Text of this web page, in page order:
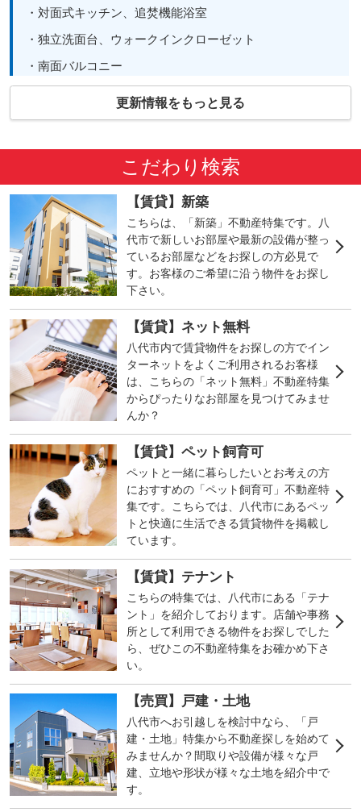
・対面式キッチン、追焚機能浴室
・独立洗面台、ウォークインクローゼット
・南面バルコニー
入居予定・水道について
入居は2026年9月20日予定です。水道は井戸水のため、
飲用や利用条件は内見時にご確認ください。
⚠️ 募集状況について
熊本地震の影響で、八代市の賃貸物件は募集が急減して
います。掲載中でも短時間で募集終了となる場合がある
ため、最新の募集状況はお問い合わせ時点でご確認くだ
さい。
▶ 八代市の賃貸物件一覧を見る
八代市の不動産探しは、セレクト不動産XONへお気軽にご相談
ください。
更新情報をもっと見る
こだわり検索
【賃貸】新築
こちらは、「新築」不動産特集です。八
代市で新しいお部屋や最新の設備が整っ
ているお部屋などをお探しの方必見で
す。お客様のご希望に沿う物件をお探し
下さい。
【賃貸】ネット無料
八代市内で賃貸物件をお探しの方でイン
ターネットをよくご利用されるお客様
は、こちらの「ネット無料」不動産特集
からぴったりなお部屋を見つけてみませ
んか？
【賃貸】ペット飼育可
ペットと一緒に暮らしたいとお考えの方
におすすめの「ペット飼育可」不動産特
集です。こちらでは、八代市にあるペッ
トと快適に生活できる賃貸物件を掲載し
ています。
【賃貸】テナント
こちらの特集では、八代市にある「テナ
ント」を紹介しております。店舗や事務
所として利用できる物件をお探しでした
ら、ぜひこの不動産特集をお確かめ下さ
い。
【売買】戸建・土地
八代市へお引越しを検討中なら、「戸
建・土地」特集から不動産探しを始めて
みませんか？間取りや設備が様々な戸
建、立地や形状が様々な土地を紹介中で
す。